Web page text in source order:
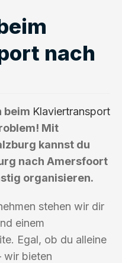
nach
beim Klaviertransport
Mit
kannst du
nach Amersfoort
organisieren.
stehen wir dir
einem
Egal, ob du alleine
wir bieten